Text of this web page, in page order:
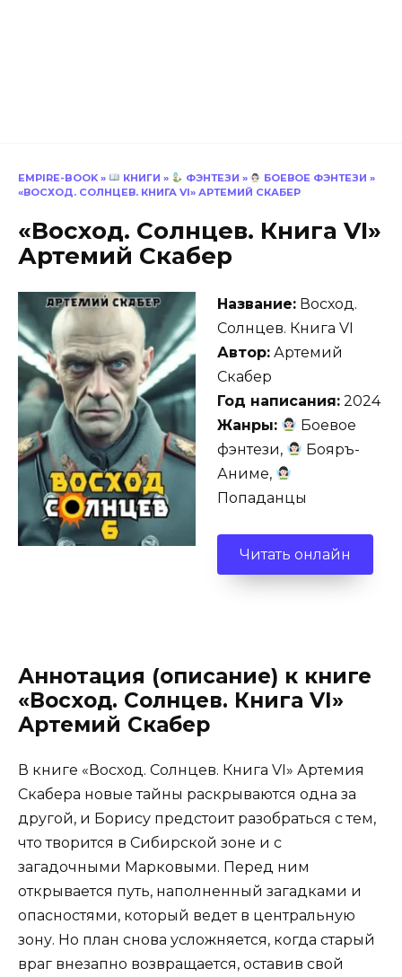
EMPIRE-BOOK » КНИГИ » ФЭНТЕЗИ » БОЕВОЕ ФЭНТЕЗИ »
«ВОСХОД. СОЛНЦЕВ. КНИГА VI» АРТЕМИЙ СКАБЕР
«Восход. Солнцев. Книга VI»
Артемий Скабер
Название: Восход.
Солнцев. Книга VI
Автор: Артемий
Скабер
Год написания: 2024
Жанры:
Боевое
фэнтези,
Бояръ-
Аниме,
Попаданцы
Читать онлайн
Аннотация (описание) к книге
«Восход. Солнцев. Книга VI»
Артемий Скабер
В книге «Восход. Солнцев. Книга VI» Артемия
Скабера новые тайны раскрываются одна за
другой, и Борису предстоит разобраться с тем,
что творится в Сибирской зоне и с
загадочными Марковыми. Перед ним
открывается путь, наполненный загадками и
опасностями, который ведет в центральную
зону. Но план снова усложняется, когда старый
враг внезапно возвращается, оставив свой